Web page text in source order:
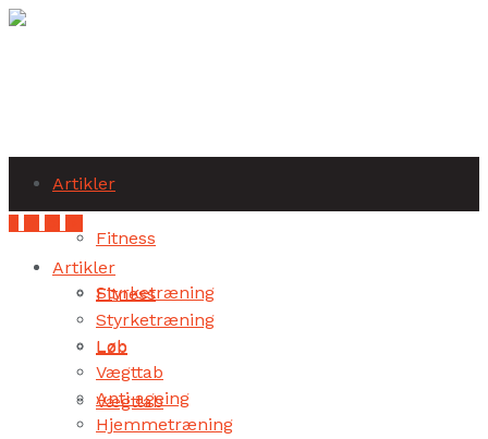
Artikler
Fitness
Styrketræning
Løb
Vægttab
Artikler
Fitness
Styrketræning
Løb
Vægttab
Anti ageing
Hjemmetræning